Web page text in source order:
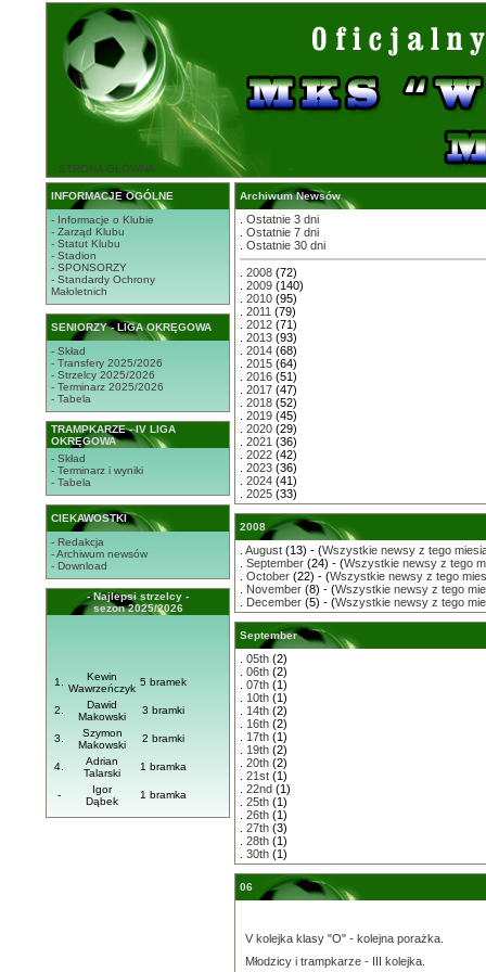
STRONA GŁÓWNA
INFORMACJE OGÓLNE
- Informacje o Klubie
- Zarząd Klubu
- Statut Klubu
- Stadion
- SPONSORZY
- Standardy Ochrony
Małoletnich
SENIORZY - LIGA OKRĘGOWA
- Skład
- Transfery 2025/2026
- Strzelcy 2025/2026
- Terminarz 2025/2026
- Tabela
TRAMPKARZE - IV LIGA
OKRĘGOWA
- Skład
- Terminarz i wyniki
- Tabela
CIEKAWOSTKI
- Redakcja
- Archiwum newsów
- Download
- Najlepsi strzelcy -
sezon 2025/2026
1.
Kewin
Wawrzeńczyk
5 bramek
2.
Dawid
Makowski
3 bramki
3.
Szymon
Makowski
2 bramki
4.
Adrian
Talarski
1 bramka
-
Igor
Dąbek
1 bramka
Archiwum Newsów
Ostatnie 3 dni
Ostatnie 7 dni
Ostatnie 30 dni
2008 (72)
2009 (140)
2010 (95)
2011 (79)
2012 (71)
2013 (93)
2014 (68)
2015 (64)
2016 (51)
2017 (47)
2018 (52)
2019 (45)
2020 (29)
2021 (36)
2022 (42)
2023 (36)
2024 (41)
2025 (33)
2008
August (13) - (Wszystkie newsy z tego
September (24) - (Wszystkie newsy z tego
October (22) - (Wszystkie newsy z tego
November (8) - (Wszystkie newsy z tego
December (5) - (Wszystkie newsy z tego
September
05th (2)
06th (2)
07th (1)
10th (1)
14th (2)
16th (2)
17th (1)
19th (2)
20th (2)
21st (1)
22nd (1)
25th (1)
26th (1)
27th (3)
28th (1)
30th (1)
06
V kolejka klasy "O" - kolejna porażka.
Młodzicy i trampkarze - III kolejka.